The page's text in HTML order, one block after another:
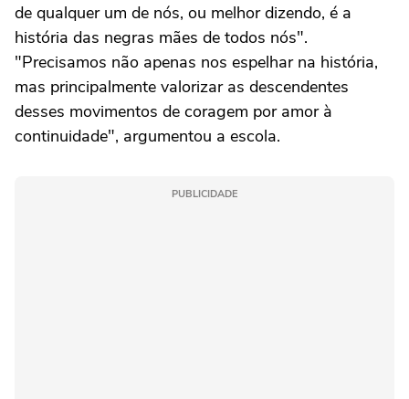
de qualquer um de nós, ou melhor dizendo, é a
história das negras mães de todos nós".
"Precisamos não apenas nos espelhar na história,
mas principalmente valorizar as descendentes
desses movimentos de coragem por amor à
continuidade", argumentou a escola.
PUBLICIDADE